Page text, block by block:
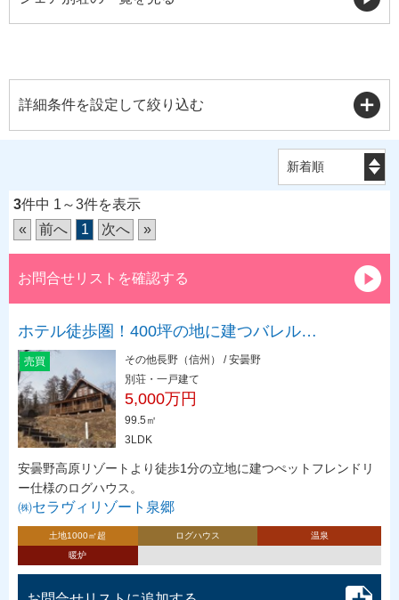
詳細条件を設定して絞り込む
3件中 1～3件を表示
«
前へ 1 次へ »
お問合せリストを確認する
ホテル徒歩圏！400坪の地に建つバレル…
売買
その他長野（信州） / 安曇野
別荘・一戸建て
5,000万円
99.5㎡
3LDK
安曇野高原リゾートより徒歩1分の立地に建つぺットフレンドリ
ー仕様のログハウス。
㈱セラヴィリゾート泉郷
土地1000㎡超 ログハウス
温泉
暖炉